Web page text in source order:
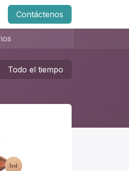
Contáctenos
Todo el tiempo